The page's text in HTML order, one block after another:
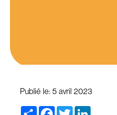
Publié le: 5 avril 2023
Share Facebook
Twitter